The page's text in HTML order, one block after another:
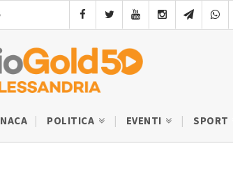
POLITICA EVENTI SPORT